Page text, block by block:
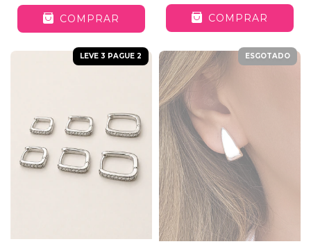
COMPRAR COMPRAR
LEVE 3 PAGUE 2 ESGOTADO